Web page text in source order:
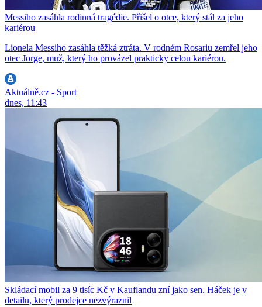
Messiho zasáhla rodinná tragédie. Přišel o otce, který stál za jeho
kariérou
Lionela Messiho zasáhla těžká ztráta. V rodném Rosariu zemřel jeho
otec Jorge, muž, který ho provázel prakticky celou kariérou.
Aktuálně.cz - Sport
dnes, 11:43
Skládací mobil za 9 tisíc Kč v Kauflandu zní jako sen. Háček je v
detailu, který prodejce nezvýraznil